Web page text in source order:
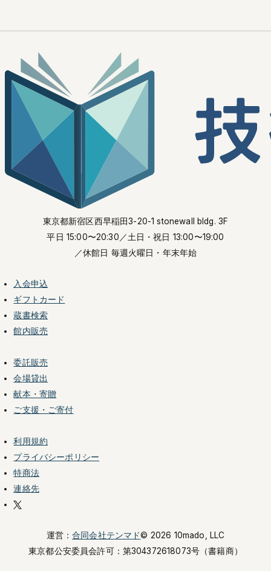
東京都新宿区西早稲田3-20-1 stonewall bldg. 3F
平日 15:00〜20:30 ／土日・祝日 13:00〜19:00
／休館日 毎週火曜日・年末年始
入会申込
ギフトカード
蔵書検索
館内販売
委託販売
会場貸出
献本・寄贈
ご支援・ご寄付
利用規約
プライバシーポリシー
特商法
連絡先
運営：合同会社テンマド© 2026 10mado, LLC
東京都公安委員会許可： 第304372618073号（書籍商）